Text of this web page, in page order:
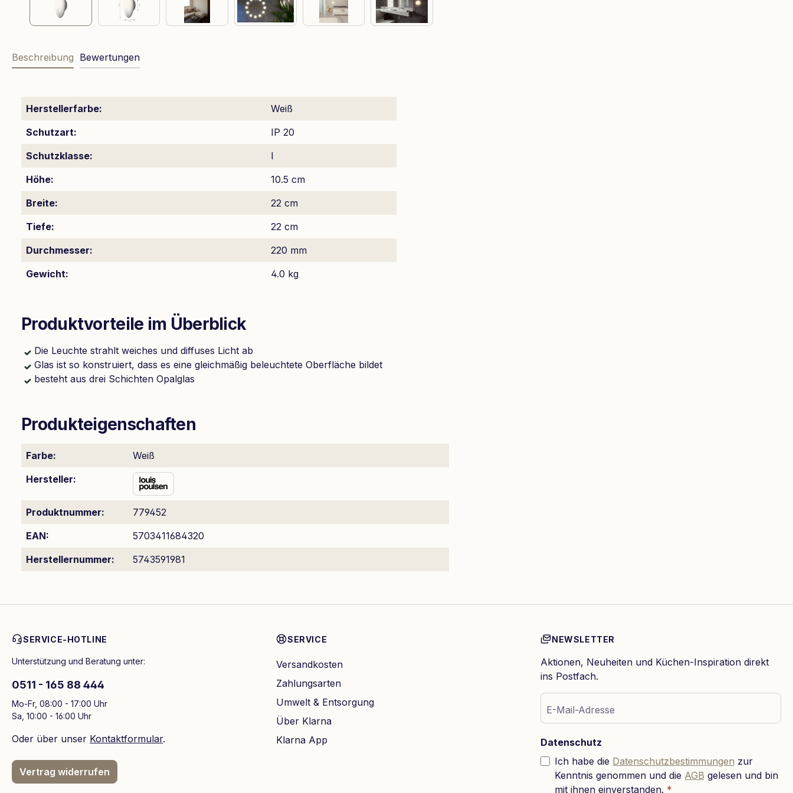
Beschreibung Bewertungen
Herstellerfarbe:
Weiß
Schutzart:
IP 20
Schutzklasse:
I
Höhe:
10.5 cm
Breite:
22 cm
Tiefe:
22 cm
Durchmesser:
220 mm
Gewicht:
4.0 kg
Produktvorteile im Überblick
Die Leuchte strahlt weiches und diffuses Licht ab
Glas ist so konstruiert, dass es eine gleichmäßig beleuchtete Oberfläche bildet
besteht aus drei Schichten Opalglas
Produkteigenschaften
Farbe:
Weiß
Hersteller:
Produktnummer:
779452
EAN:
5703411684320
Herstellernummer:
5743591981
SERVICE-HOTLINE
Unterstützung und Beratung unter:
0511 - 165 88 444
Mo-Fr, 08:00 - 17:00 Uhr
Sa, 10:00 - 16:00 Uhr
Oder über unser Kontaktformular.
Vertrag widerrufen
SERVICE
Versandkosten
Zahlungsarten
Umwelt & Entsorgung
Über Klarna
Klarna App
NEWSLETTER
Aktionen, Neuheiten und Küchen-Inspiration direkt
ins Postfach.
E-Mail-Adresse
Datenschutz
Ich habe die Datenschutzbestimmungen zur
Kenntnis genommen und die AGB gelesen und bin
mit ihnen einverstanden. *